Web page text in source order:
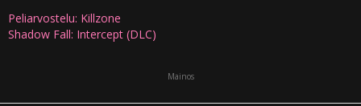
Peliarvostelu: Killzone
Shadow Fall: Intercept (DLC)
Mainos